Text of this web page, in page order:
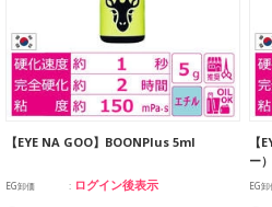
【EYE NA GOO】BOONPlus 5ml
EG卸価 ログイン後表示
【
ー
EG卸